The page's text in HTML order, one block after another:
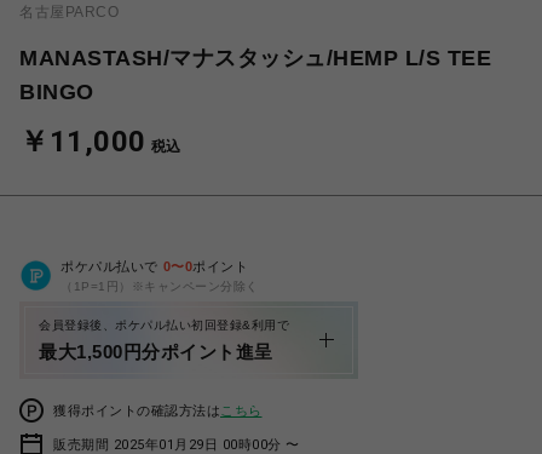
名古屋PARCO
MANASTASH/マナスタッシュ/HEMP L/S TEE
BINGO
￥11,000 税込
ポケパル払いで 0〜0ポイント
（1P=1円）※キャンペーン分除く
会員登録後、ポケパル払い初回登録&利用で
最大1,500円分ポイント進呈
獲得ポイントの確認方法は こちら
販売期間 2025年01月29日 00時00分 〜